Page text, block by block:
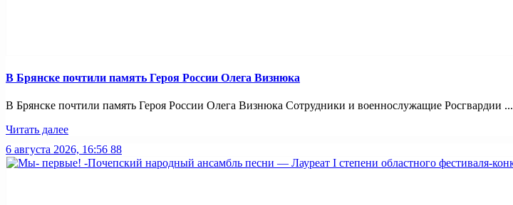
В Брянске почтили память Героя России Олега Визнюка
В Брянске почтили память Героя России Олега Визнюка Сотрудники и военнослужащие Росгвардии ...
Читать далее
6 августа 2026, 16:56 88